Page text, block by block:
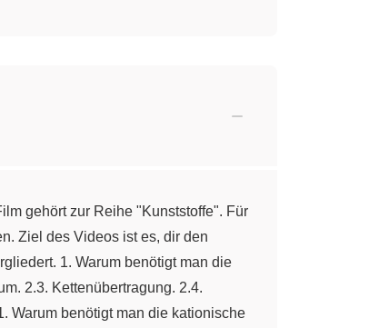
gehört zur Reihe "Kunststoffe". Für
Ziel des Videos ist es, dir den
1. Warum benötigt man die
2.3. Kettenübertragung. 2.4.
Warum benötigt man die kationische